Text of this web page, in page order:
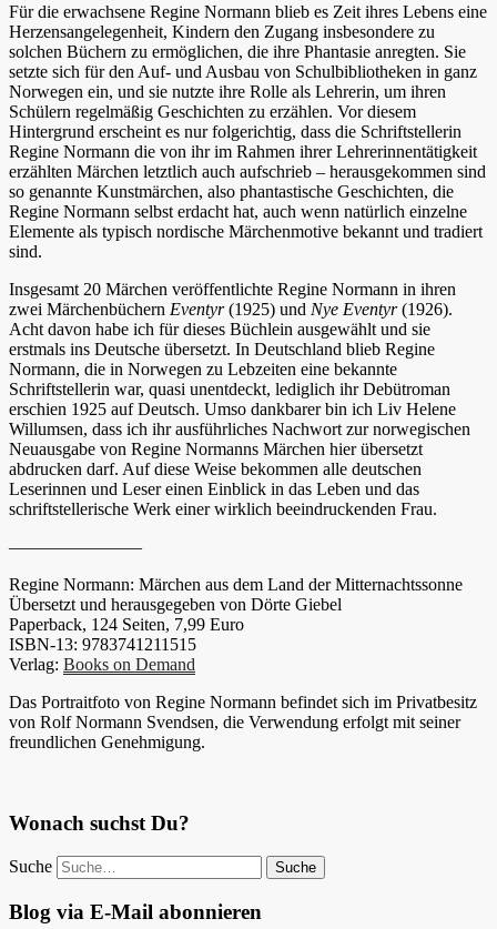
Für die erwachsene Regine Normann blieb es Zeit ihres Lebens eine
Herzensangelegenheit, Kindern den Zugang insbesondere zu
solchen Büchern zu ermöglichen, die ihre Phantasie anregten. Sie
setzte sich für den Auf- und Ausbau von Schulbibliotheken in ganz
Norwegen ein, und sie nutzte ihre Rolle als Lehrerin, um ihren
Schülern regelmäßig Geschichten zu erzählen. Vor diesem
Hintergrund erscheint es nur folgerichtig, dass die Schriftstellerin
Regine Normann die von ihr im Rahmen ihrer Lehrerinnentätigkeit
erzählten Märchen letztlich auch aufschrieb – herausgekommen sind
so genannte Kunstmärchen, also phantastische Geschichten, die
Regine Normann selbst erdacht hat, auch wenn natürlich einzelne
Elemente als typisch nordische Märchenmotive bekannt und tradiert
sind.
Insgesamt 20 Märchen veröffentlichte Regine Normann in ihren
zwei Märchenbüchern Eventyr(1925) und Nye Eventyr(1926).
Acht davon habe ich für dieses Büchlein ausgewählt und sie
erstmals ins Deutsche übersetzt. In Deutschland blieb Regine
Normann, die in Norwegen zu Lebzeiten eine bekannte
Schriftstellerin war, quasi unentdeckt, lediglich ihr Debütroman
erschien 1925 auf Deutsch. Umso dankbarer bin ich Liv Helene
Willumsen, dass ich ihr ausführliches Nachwort zur norwegischen
Neuausgabe von Regine Normanns Märchen hier übersetzt
abdrucken darf. Auf diese Weise bekommen alle deutschen
Leserinnen und Leser einen Einblick in das Leben und das
schriftstellerische Werk einer wirklich beeindruckenden Frau.
———————–
Regine Normann: Märchen aus dem Land der Mitternachtssonne
Übersetzt und herausgegeben von Dörte Giebel
Paperback, 124 Seiten, 7,99 Euro
ISBN-13: 9783741211515
Verlag: Books on Demand
Das Portraitfoto von Regine Normann befindet sich im Privatbesitz
von Rolf Normann Svendsen, die Verwendung erfolgt mit seiner
freundlichen Genehmigung.
Wonach suchst Du?
Suche
Blog via E-Mail abonnieren